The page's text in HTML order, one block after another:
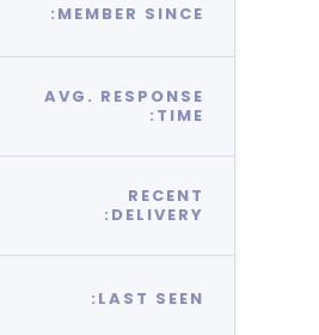
MEMBER SINCE:
AVG. RESPONSE
TIME:
RECENT
DELIVERY:
LAST SEEN: